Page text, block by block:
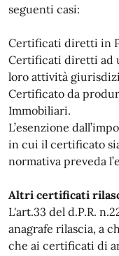
seguenti casi:
Certificati diretti in
Certificati diretti ad
loro attività
Certificato da
Immobiliari.
L’esenzione
in cui il certificato
normativa preveda
Altri certificati
L'art.33 del d.P.R.
anagrafe rilascia, a
che ai certificati di